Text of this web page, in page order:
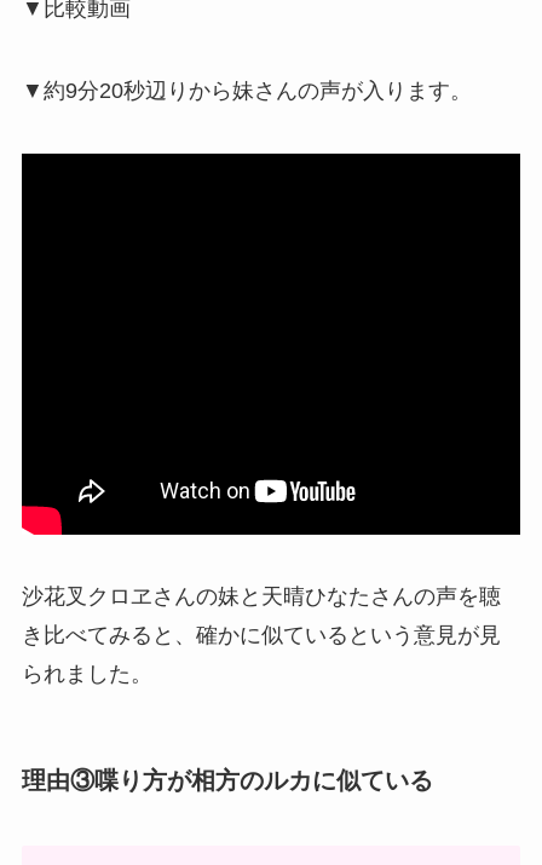
▼比較動画
▼約9分20秒辺りから妹さんの声が入ります。
沙花叉クロヱさんの妹と天晴ひなたさんの声を聴
き比べてみると、確かに似ているという意見が見
られました。
理由③喋り方が相方のルカに似ている